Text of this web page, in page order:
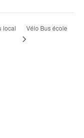
local Vélo Bus école